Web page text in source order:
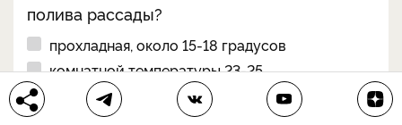
полива рассады?
прохладная, около 15-18 градусов
комнатной температуры 23-25
теплая, не ниже 30 градусов